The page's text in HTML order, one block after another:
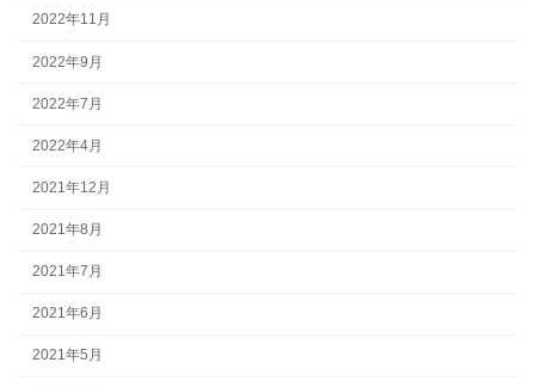
2022年11月
2022年9月
2022年7月
2022年4月
2021年12月
2021年8月
2021年7月
2021年6月
2021年5月